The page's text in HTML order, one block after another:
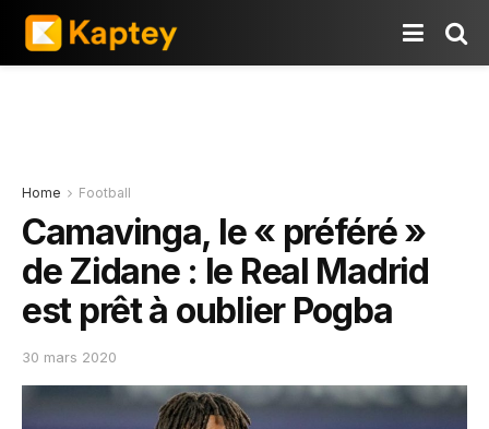
Home Football
Camavinga, le « préféré »
de Zidane : le Real Madrid
est prêt à oublier Pogba
30 mars 2020